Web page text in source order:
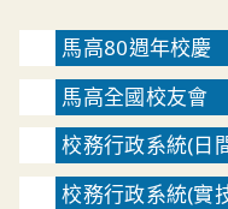
馬高80週年校慶
馬高全國校友會
校務行政系統(日
校務行政系統(實